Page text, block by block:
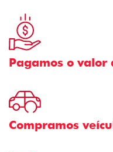
Pagamos o valor
Compramos